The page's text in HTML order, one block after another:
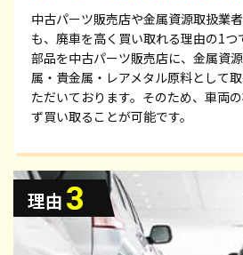
中古パーツ販売店や金属資源取扱業
も、廃車を高く買い取れる理由の1つ
部品を中古パーツ販売店に、金属資
属・貴金属・レアメタル原料として
ただいております。そのため、車両
ず買い取ることが可能です。